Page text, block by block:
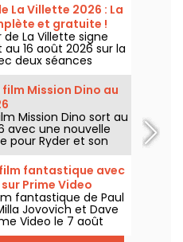
La Villette 2026 : La
et gratuite !
La Villette signe
16 août 2026 sur la
deux séances
et 21h. Pour cette
à l’honneur le
Découvrez la
et gratuite !
film Mission Dino au
Mission Dino sort au
avec une nouvelle
pour Ryder et son
film fantastique avec
Prime Video
fantastique de Paul
Jovovich et Dave
Video le 7 août